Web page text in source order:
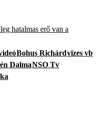
hatalmas erő van a
Bohus Richárdvizes vb
DalmaNSO Tv